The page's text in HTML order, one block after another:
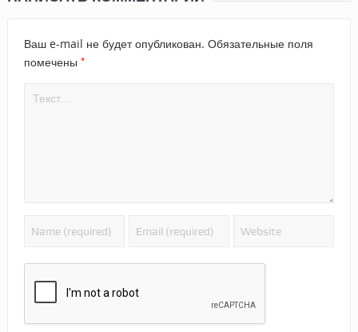
Ваш e-mail не будет опубликован. Обязательные поля
помечены *